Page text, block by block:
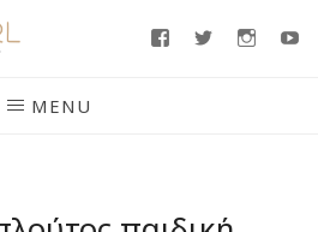
FacebookTwitter
MENU